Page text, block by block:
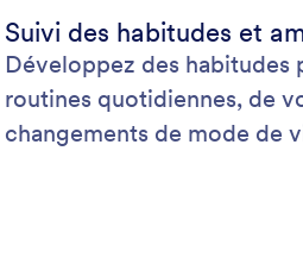
Suivi des habitudes et
Développez des habitudes
routines quotidiennes, de
changements de mode de